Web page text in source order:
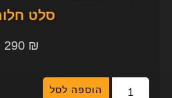
סלט
₪
הוספה לסל